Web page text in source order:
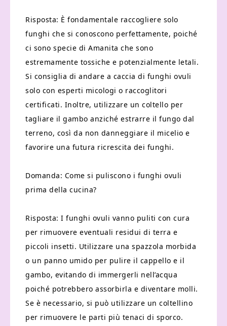
Risposta: È fondamentale raccogliere solo
funghi che si conoscono perfettamente, poiché
ci sono specie di Amanita che sono
estremamente tossiche e potenzialmente letali.
Si consiglia di andare a caccia di funghi ovuli
solo con esperti micologi o raccoglitori
certificati. Inoltre, utilizzare un coltello per
tagliare il gambo anziché estrarre il fungo dal
terreno, così da non danneggiare il micelio e
favorire una futura ricrescita dei funghi.
Domanda: Come si puliscono i funghi ovuli
prima della cucina?
Risposta: I funghi ovuli vanno puliti con cura
per rimuovere eventuali residui di terra e
piccoli insetti. Utilizzare una spazzola morbida
o un panno umido per pulire il cappello e il
gambo, evitando di immergerli nell’acqua
poiché potrebbero assorbirla e diventare molli.
Se è necessario, si può utilizzare un coltellino
per rimuovere le parti più tenaci di sporco.